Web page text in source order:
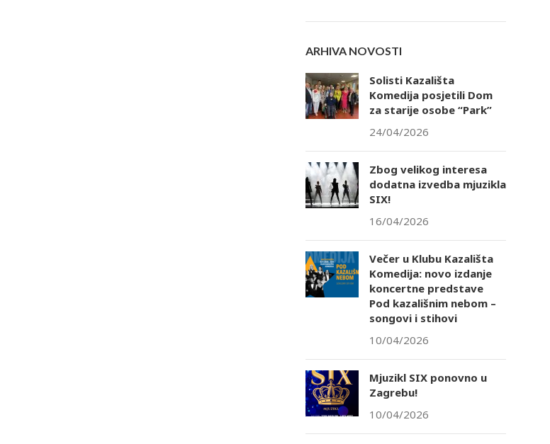
ARHIVA NOVOSTI
Solisti Kazališta
Komedija posjetili Dom
za starije osobe “Park”
24/04/2026
Zbog velikog interesa
dodatna izvedba mjuzikla
SIX!
16/04/2026
Večer u Klubu Kazališta
Komedija: novo izdanje
koncertne predstave
Pod kazališnim nebom –
songovi i stihovi
10/04/2026
Mjuzikl SIX ponovno u
Zagrebu!
10/04/2026